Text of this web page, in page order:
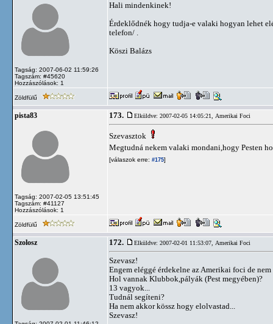
Tagság: 2007-06-02 11:59:26
Tagszám: #45620
Hozzászólások: 1
Hali mindenkinek!
Érdeklődnék hogy tudja-e valaki hogyan lehet
telefon/ .
Köszi Balázs
Zöldfülű
pista83
Tagság: 2007-02-05 13:51:45
Tagszám: #41127
Hozzászólások: 1
173. Elküldve: 2007-02-05 14:05:21, Amerikai Foci
Szevasztok
Megtudná nekem valaki mondani,hogy Pesten
[válaszok erre: #175]
Zöldfülű
Szolosz 172. Elküldve: 2007-02-01 11:53:07, Amerikai Foci
Szevasz!
Engem eléggé érdekelne az Amerikai foci de
Hol vannak Klubbok,pályák (Pest megyében)?
13 vagyok...
Tudnál segíteni?
Ha nem akkor kössz hogy elolvastad...
Szevasz!